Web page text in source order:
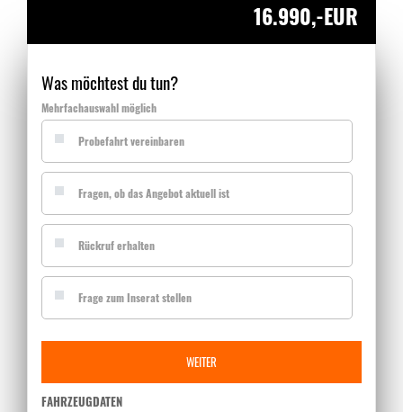
16.990,-EUR
Was möchtest du tun?
Mehrfachauswahl möglich
Probefahrt vereinbaren
Fragen, ob das Angebot aktuell ist
Rückruf erhalten
Frage zum Inserat stellen
WEITER
FAHRZEUGDATEN